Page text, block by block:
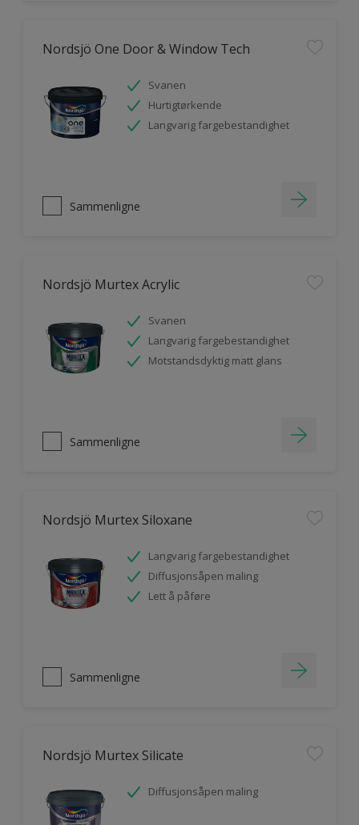
Nordsjö One Door & Window Tech
Svanen
Hurtigtørkende
Langvarig fargebestandighet
Sammenligne
Nordsjö Murtex Acrylic
Svanen
Langvarig fargebestandighet
Motstandsdyktig matt glans
Sammenligne
Nordsjö Murtex Siloxane
Langvarig fargebestandighet
Diffusjonsåpen maling
Lett å påføre
Sammenligne
Nordsjö Murtex Silicate
Diffusjonsåpen maling